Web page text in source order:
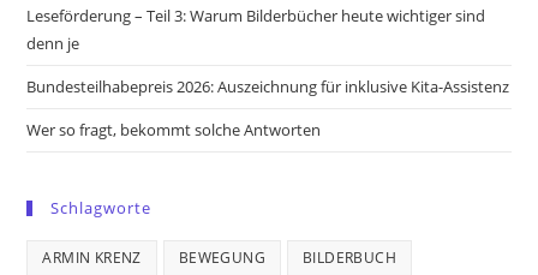
Leseförderung – Teil 3: Warum Bilderbücher heute wichtiger sind
denn je
Bundesteilhabepreis 2026: Auszeichnung für inklusive Kita-Assistenz
Wer so fragt, bekommt solche Antworten
Schlagworte
ARMIN KRENZ BEWEGUNG BILDERBUCH